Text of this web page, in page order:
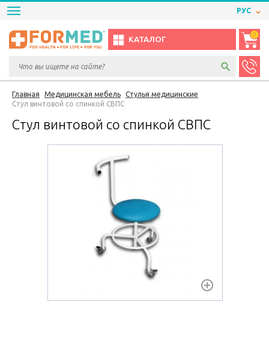
РУС
КАТАЛОГ
0
Главная Медицинская мебель
Стулья медицинские
Стул винтовой со спинкой СВПС
Стул винтовой со спинкой СВПС